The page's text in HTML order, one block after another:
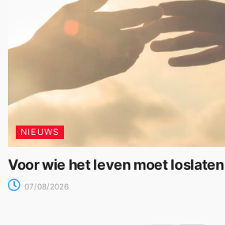
NIEUWS
Voor wie het leven moet loslaten
07/08/2026